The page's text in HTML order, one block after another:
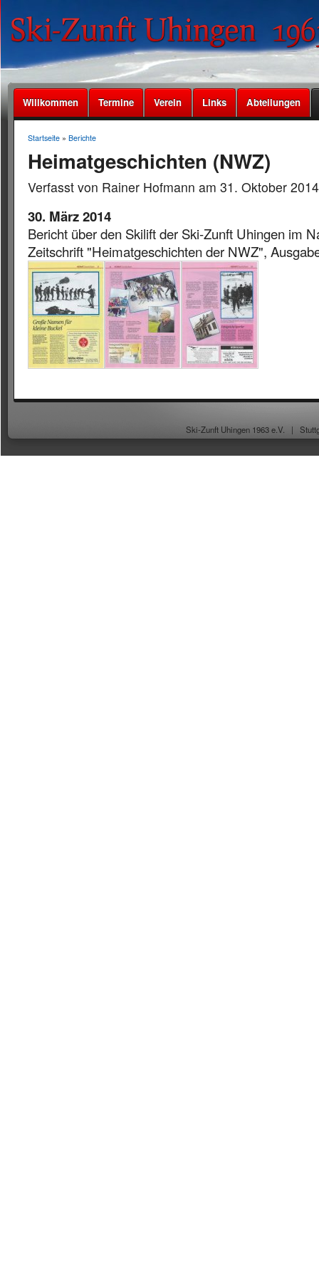
Willkommen Termine Verein Links Abteilungen
Startseite» Berichte
Heimatgeschichten (NWZ)
Verfasst von Rainer Hofmann am 31. Oktober
30. März 2014
Bericht über den Skilift der Ski-Zunft Uhingen im
Zeitschrift "Heimatgeschichten der NWZ",
Ski-Zunft Uhingen 1963 e.V. |